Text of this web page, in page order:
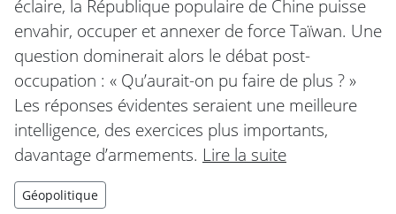
éclaire, la République populaire de Chine puisse
envahir, occuper et annexer de force Taïwan. Une
question dominerait alors le débat post-
occupation : « Qu’aurait-on pu faire de plus ? »
Les réponses évidentes seraient une meilleure
intelligence, des exercices plus importants,
davantage d’armements. Lire la suite
Géopolitique